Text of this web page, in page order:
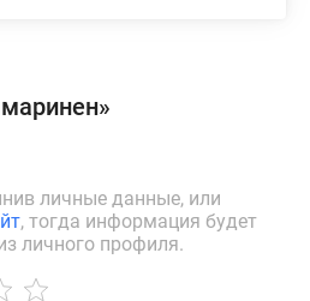
личные данные, или
, тогда информация будет
личного профиля.